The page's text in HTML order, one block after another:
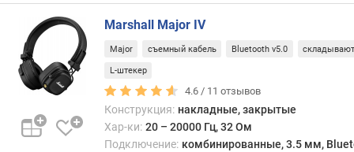
т
е
л
н
о
т
ь
Marshall Major IV
Major съемный кабель Bluetooth v5.0
L-штекер
4.6 / 11 отзывов
Конструкция: накладные, закрытые
Хар-ки: 20 – 20000 Гц, 32 Ом
Подключение: комбинированные, 3.5 мм,